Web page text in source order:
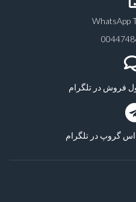
WhatsApp
فروش در تلگرام
گروپ در تلگرام